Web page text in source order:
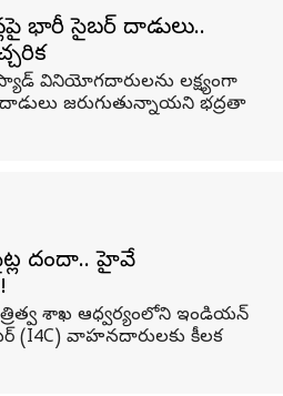
భారీ సైబర్ దాడులు..
వినియోగదారులను లక్ష్యంగా
దాడులు జరుగుతున్నాయని భద్రతా
దందా.. హైవే
శాఖ ఆధ్వర్యంలోని ఇండియన్
(I4C) వాహనదారులకు కీలక